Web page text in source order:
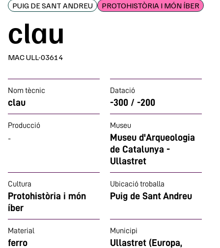
PUIG DE SANT ANDREU PROTOHISTÒRIA I MÓN ÍBER
clau
MAC ULL-03614
Nom tècnic
clau
Datació
-300 / -200
Producció
-
Museu
Museu d'Arqueologia
de Catalunya -
Ullastret
Cultura
Protohistòria i món
íber
Ubicació troballa
Puig de Sant Andreu
Material
ferro
Municipi
Ullastret (Europa,